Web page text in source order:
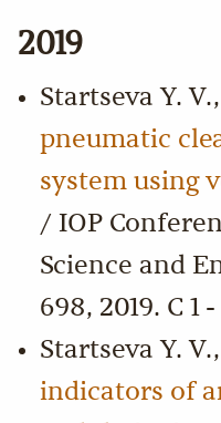
2019
Startseva Y. V.,
pneumatic
system using
/ IOP
Science and
698, 2019. С 1 -
Startseva Y. V.,
indicators of